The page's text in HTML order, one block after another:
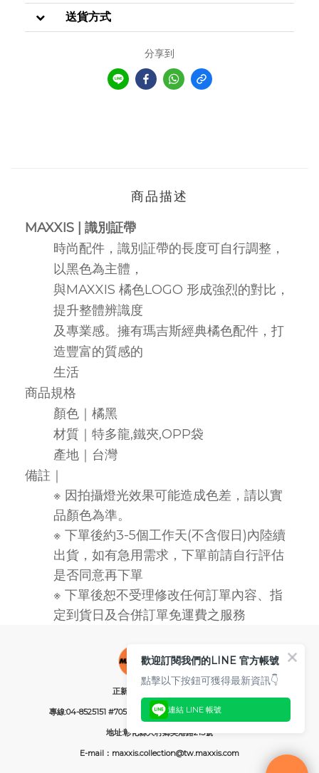
送貨方式
分享到
商品描述
MAXXIS | 識別証帶
時尚配件，識別証帶的長度可自行調整，
以黑色為主體，
與MAXXIS 橘色LOGO 形成強烈的對比，
提升整體辨識度
及專業感。擁有瑪吉斯經典橘色配件，打
造豐富的質感的
生活
商品規格
顏色｜橘黑
材質｜特多龍,鐵夾,OPP袋
產地｜台灣
備註｜
※ 因拍攝燈光效果可能造成色差，請以實
品顏色為準。
※ 下單後約3-5個工作天(不含假日)內陸續
出貨，如有急用需求，下單前請自行評估
是否同意再下單
※ 下單後恕不受理修改任何訂單內容、指
定到貨日及合併訂單免運費之服務
正新橡膠工業股份有限公司
專線:04-8525151 #705 (服務時間：週一~週AM08:00~PM05:30)
地址:彰化縣大村鄉美港路215號
E-mail：maxxis.collection@tw.maxxis.com
歡迎訂閱我們的LINE 官方帳號
點擊以下按鈕可獲得最新資訊👇
連結 LINE 帳號